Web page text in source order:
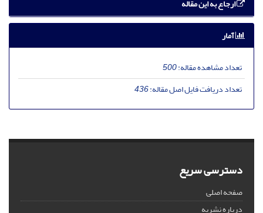
ارجاع به این مقاله
آمار
تعداد مشاهده مقاله:500
تعداد دریافت فایل اصل مقاله:436
دسترسی سریع
صفحه اصلی
درباره نشریه